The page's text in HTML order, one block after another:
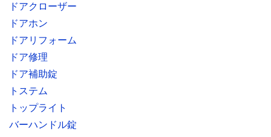
ドアクローザー
ドアホン
ドアリフォーム
ドア修理
ドア補助錠
トステム
トップライト
バーハンドル錠